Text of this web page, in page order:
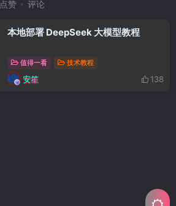
点赞 评论
本地部署 DeepSeek 大模型教程
值得一看 技术教程
安笙 138